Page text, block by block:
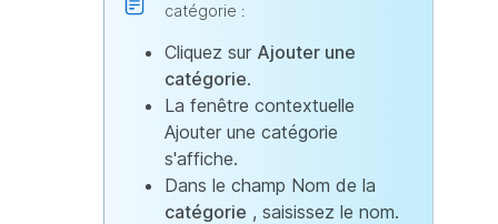
catégorie :
Cliquez sur Ajouter une
catégorie.
La fenêtre contextuelle
Ajouter une catégorie
s'affiche.
Dans le champ Nom de la
catégorie , saisissez le nom.